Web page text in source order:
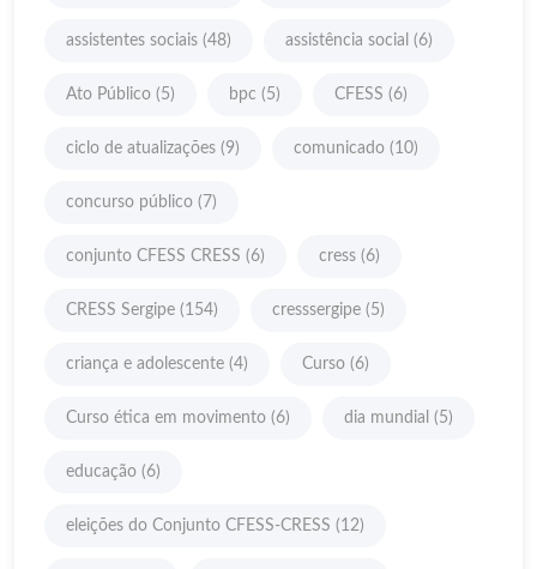
assistentes sociais (48) assistência social (6)
Ato Público (5) bpc (5) CFESS (6)
ciclo de atualizações (9) comunicado (10)
concurso público (7)
conjunto CFESS CRESS (6) cress (6)
CRESS Sergipe (154) cresssergipe (5)
criança e adolescente (4) Curso (6)
Curso ética em movimento (6) dia mundial (5)
educação (6)
eleições do Conjunto CFESS-CRESS (12)